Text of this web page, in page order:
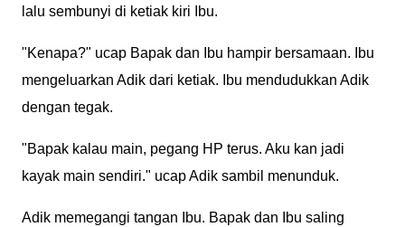
lalu sembunyi di ketiak kiri Ibu.
"Kenapa?" ucap Bapak dan Ibu hampir bersamaan. Ibu
mengeluarkan Adik dari ketiak. Ibu mendudukkan Adik
dengan tegak.
"Bapak kalau main, pegang HP terus. Aku kan jadi
kayak main sendiri." ucap Adik sambil menunduk.
Adik memegangi tangan Ibu. Bapak dan Ibu saling